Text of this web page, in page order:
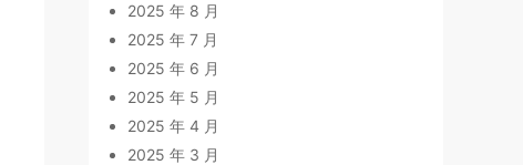
2025 年 8 月
2025 年 7 月
2025 年 6 月
2025 年 5 月
2025 年 4 月
2025 年 3 月